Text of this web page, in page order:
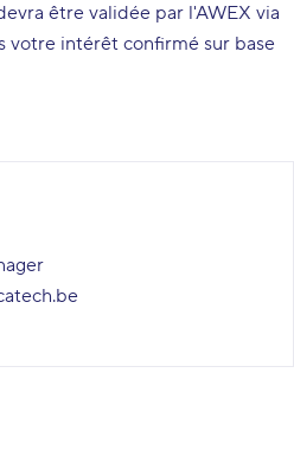
être validée par l'AWEX via
votre intérêt confirmé sur base